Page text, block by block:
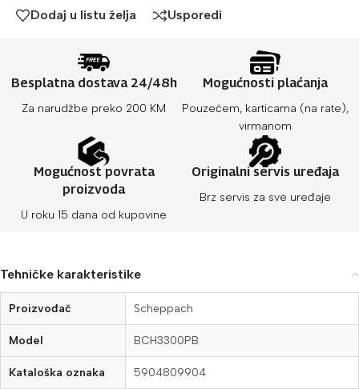
Dodaj u listu želja Usporedi
Besplatna dostava 24/48h
Za narudžbe preko 200 KM
Mogućnosti plaćanja
Pouzećem, karticama (na rate),
virmanom
Mogućnost povrata
proizvoda
U roku 15 dana od kupovine
Originalni servis uređaja
Brz servis za sve uređaje
Tehničke karakteristike
Proizvođač Scheppach
Model BCH3300PB
Kataloška oznaka 5904809904